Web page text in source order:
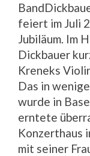
feiert im Juli
Jubiläum. Im
Dickbauer
Kreneks
Das in
wurde in
erntete
Konzerthaus
mit seiner